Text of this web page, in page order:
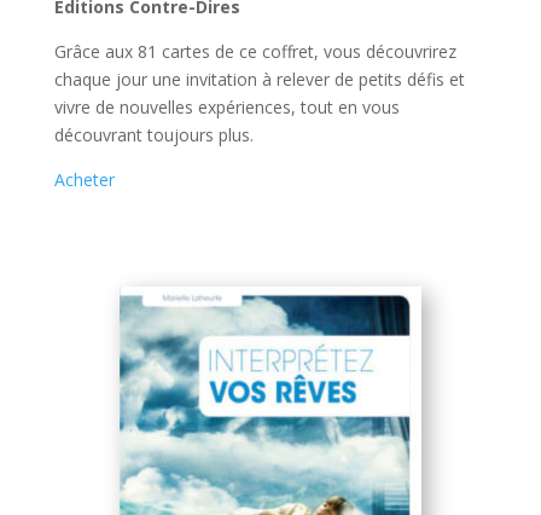
Éditions Contre-Dires
Grâce aux 81 cartes de ce coffret, vous découvrirez
chaque jour une invitation à relever de petits défis et
vivre de nouvelles expériences, tout en vous
découvrant toujours plus.
Acheter